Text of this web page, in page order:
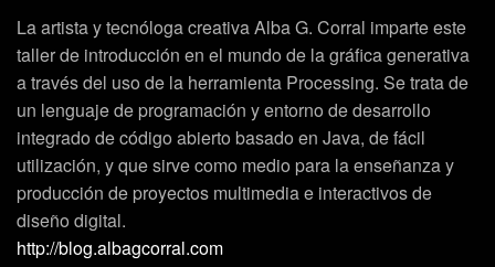
La artista y tecnóloga creativa Alba G. Corral imparte este
taller de introducción en el mundo de la gráfica generativa
a través del uso de la herramienta Processing. Se trata de
un lenguaje de programación y entorno de desarrollo
integrado de código abierto basado en Java, de fácil
utilización, y que sirve como medio para la enseñanza y
producción de proyectos multimedia e interactivos de
diseño digital.
http://blog.albagcorral.com